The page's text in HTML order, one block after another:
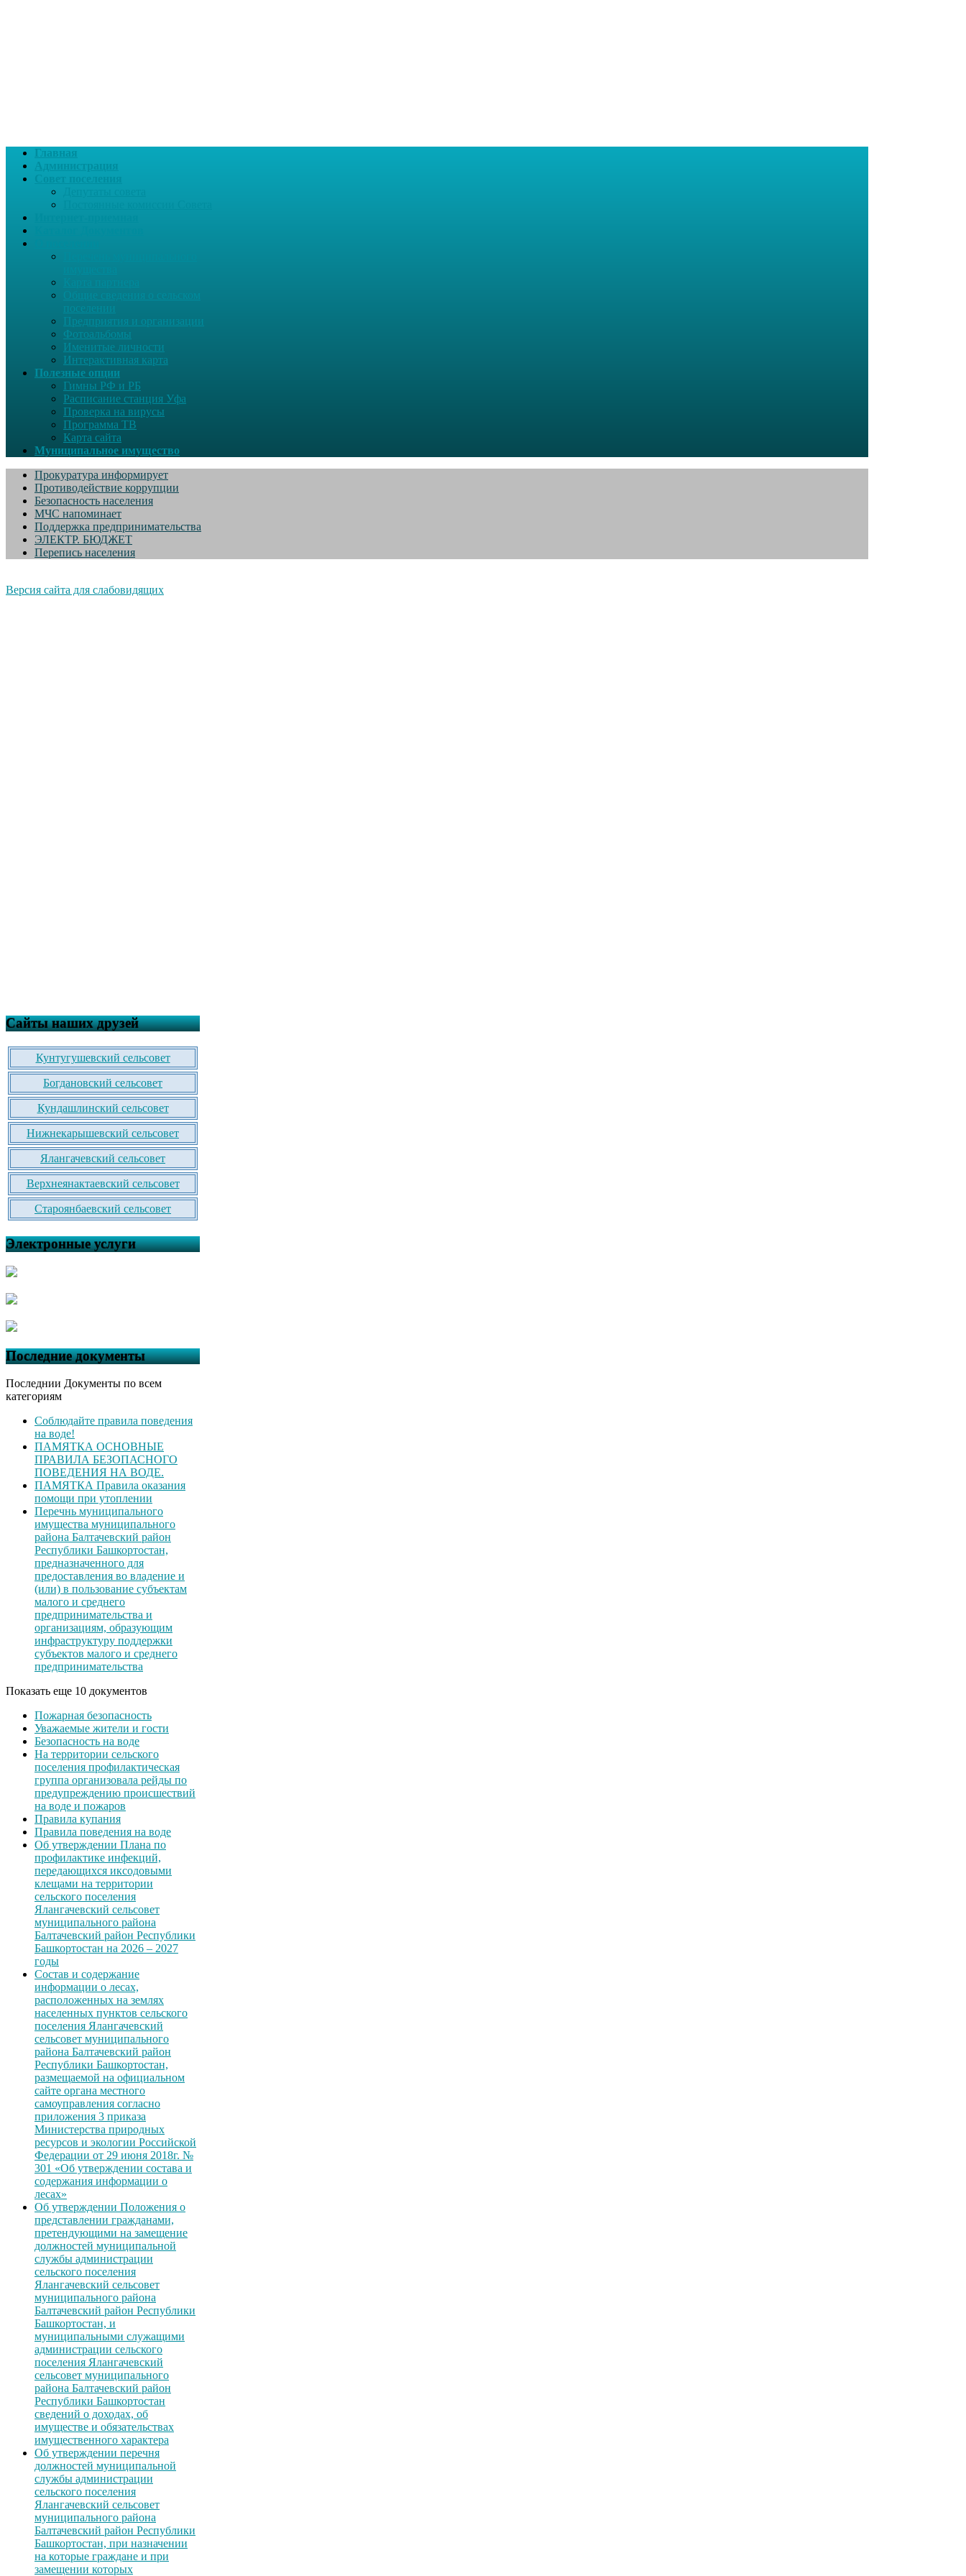
Главная
Администрация
поселении
Предприятия и организации
Фотоальбомы
Именитые личности
Интерактивная карта
Полезные опции
Гимны РФ и РБ
Расписание станция Уфа
Проверка на вирусы
Программа ТВ
Карта сайта
Муниципальное имущество
Прокуратура информирует
Противодействие коррупции
Безопасность населения
МЧС напоминает
Поддержка предпринимательства
ЭЛЕКТР. БЮДЖЕТ
Перепись населения
Версия сайта для слабовидящих
Сайты наших друзей
Кунтугушевский сельсовет
Богдановский сельсовет
Кундашлинский сельсовет
Нижнекарышевский сельсовет
Ялангачевский сельсовет
Верхнеянактаевский сельсовет
Староянбаевский сельсовет
Электронные услуги
Последние документы
Последнии Документы по всем
категориям
Соблюдайте правила поведения
на воде!
ПАМЯТКА ОСНОВНЫЕ
ПРАВИЛА БЕЗОПАСНОГО
ПОВЕДЕНИЯ НА ВОДЕ.
ПАМЯТКА Правила оказания
помощи при утоплении
Перечнь муниципального
имущества муниципального
района Балтачевский район
Республики Башкортостан,
предназначенного для
предоставления во владение и
(или) в пользование субъектам
малого и среднего
предпринимательства и
организациям, образующим
инфраструктуру поддержки
субъектов малого и среднего
предпринимательства
Показать еще 10 документов
Пожарная безопасность
Уважаемые жители и гости
Безопасность на воде
На территории сельского
поселения профилактическая
группа организовала рейды по
предупреждению происшествий
на воде и пожаров
Правила купания
Правила поведения на воде
Об утверждении Плана по
профилактике инфекций,
передающихся иксодовыми
клещами на территории
сельского поселения
Ялангачевский сельсовет
муниципального района
Балтачевский район Республики
Башкортостан на 2026 – 2027
годы
Состав и содержание
информации о лесах,
расположенных на землях
населенных пунктов сельского
поселения Ялангачевский
сельсовет муниципального
района Балтачевский район
Республики Башкортостан,
размещаемой на официальном
сайте органа местного
самоуправления согласно
приложения 3 приказа
Министерства природных
ресурсов и экологии Российской
Федерации от 29 июня 2018г. №
301 «Об утверждении состава и
содержания информации о
лесах»
Об утверждении Положения о
представлении гражданами,
претендующими на замещение
должностей муниципальной
службы администрации
сельского поселения
Ялангачевский сельсовет
муниципального района
Балтачевский район Республики
Башкортостан, и
муниципальными служащими
администрации сельского
поселения Ялангачевский
сельсовет муниципального
района Балтачевский район
Республики Башкортостан
сведений о доходах, об
имуществе и обязательствах
имущественного характера
Об утверждении перечня
должностей муниципальной
службы администрации
сельского поселения
Ялангачевский сельсовет
муниципального района
Балтачевский район Республики
Башкортостан, при назначении
на которые граждане и при
замещении которых